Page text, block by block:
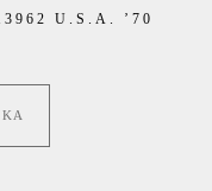
U.S.A. ’70